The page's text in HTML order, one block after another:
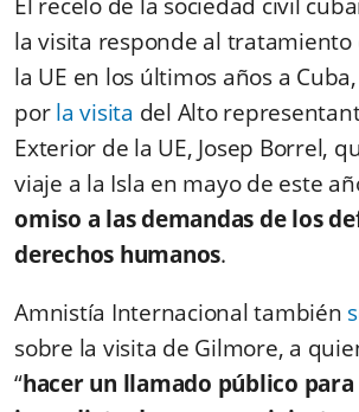
la visita responde al tratamiento
la UE en los últimos años a
porla visita del Alto
Exterior de la UE, Josep Borrel,
viaje a la Isla en mayo de este
omiso a las demandas de los
derechos humanos.
Amnistía Internacional también
sobre la visita de Gilmore, a
“hacer un llamado público